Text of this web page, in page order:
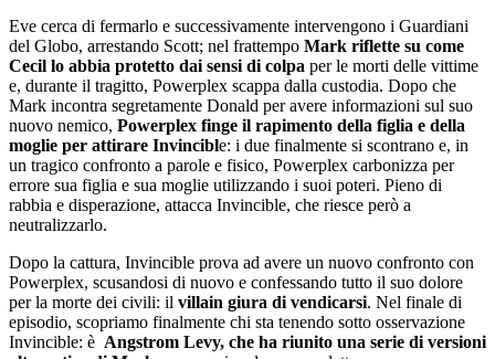
Eve cerca di fermarlo e successivamente intervengono i Guardiani
del Globo, arrestando Scott; nel frattempo Mark riflette su come
Cecil lo abbia protetto dai sensi di colpa per le morti delle vittime
e, durante il tragitto, Powerplex scappa dalla custodia. Dopo che
Mark incontra segretamente Donald per avere informazioni sul suo
nuovo nemico, Powerplex finge il rapimento della figlia e della
moglie per attirare Invincible: i due finalmente si scontrano e, in
un tragico confronto a parole e fisico, Powerplex carbonizza per
errore sua figlia e sua moglie utilizzando i suoi poteri. Pieno di
rabbia e disperazione, attacca Invincible, che riesce però a
neutralizzarlo.
Dopo la cattura, Invincible prova ad avere un nuovo confronto con
Powerplex, scusandosi di nuovo e confessando tutto il suo dolore
per la morte dei civili: il villain giura di vendicarsi. Nel finale di
episodio, scopriamo finalmente chi sta tenendo sotto osservazione
Invincible: è Angstrom Levy, che ha riunito una serie di versioni